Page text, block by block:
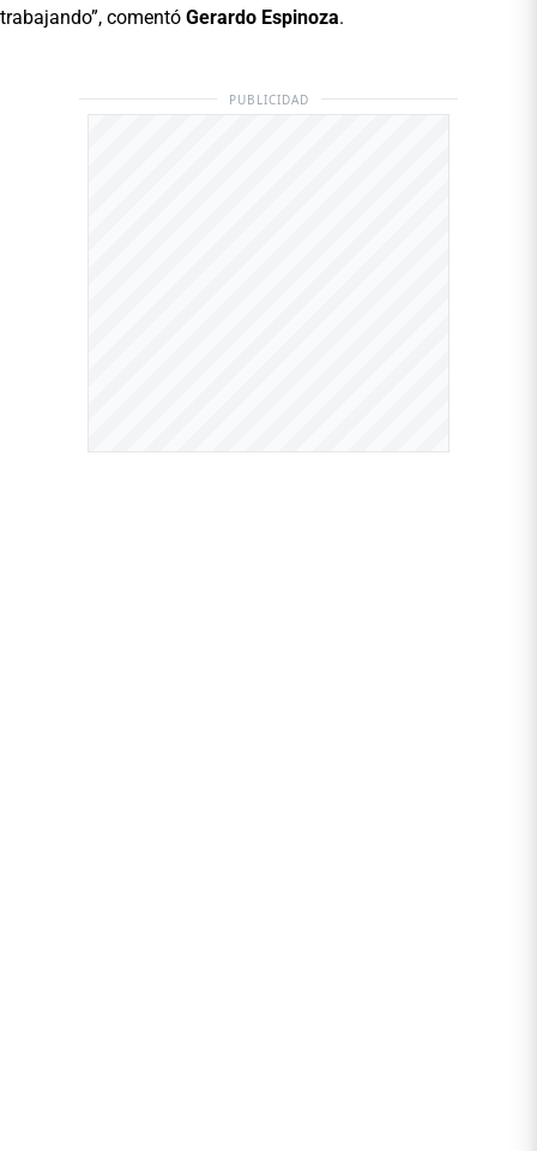
trabajando”, comentó Gerardo Espinoza.
PUBLICIDAD